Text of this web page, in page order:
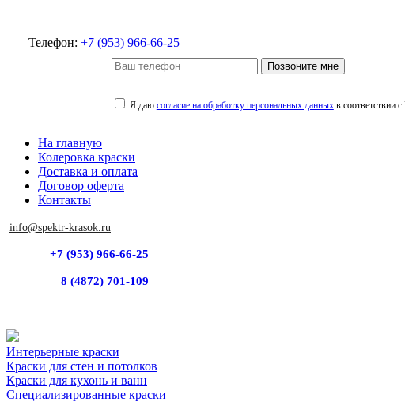
Телефон: +7 (953) 966-66-25
Позвоните мне
Я даю согласие на обработку персональных данныхв соответствии
На главную
Колеровка краски
Доставка и оплата
Договор оферта
Контакты
info@spektr-krasok.ru
+7 (953) 966-66-25
8 (4872) 701-109
Интерьерные краски
Краски для стен и потолков
Краски для кухонь и ванн
Специализированные краски